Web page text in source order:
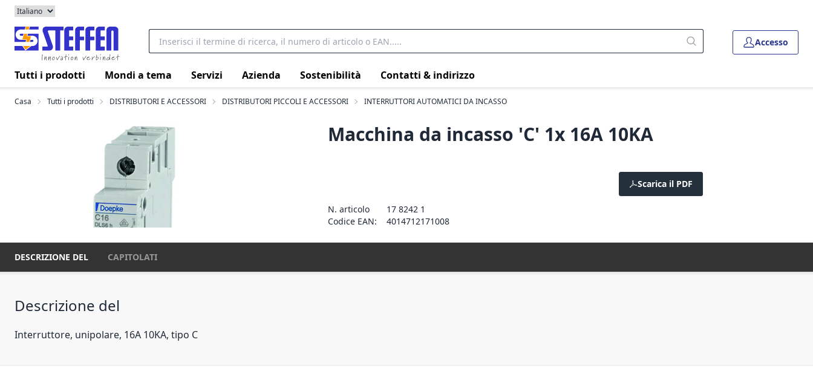
Accesso
Tutti i prodotti Mondi a tema Servizi Azienda Sostenibilità Contatti & indirizzo
Casa Tutti i prodotti DISTRIBUTORI E ACCESSORI DISTRIBUTORI PICCOLI E ACCESSORI INTERRUTTORI AUTOMATICI DA INCASSO
Macchina da incasso 'C' 1x 16A 10KA
Scarica il PDF
N. articolo
17 8242 1
Codice EAN:
4014712171008
DESCRIZIONE DEL CAPITOLATI
Descrizione del
Interruttore, unipolare, 16A 10KA, tipo C